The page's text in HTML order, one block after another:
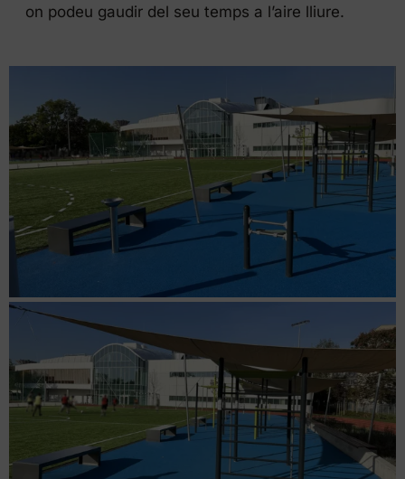
on podeu gaudir del seu temps a l’aire lliure.